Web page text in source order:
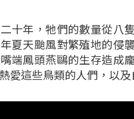
十年，牠們的數量從八
夏天颱風對繁殖地的侵
端鳳頭燕鷗的生存造成
愛這些鳥類的人們，以